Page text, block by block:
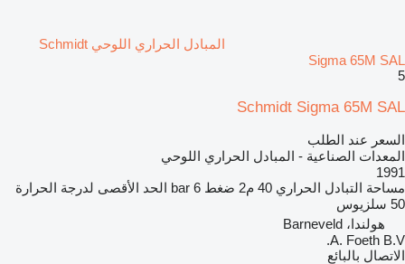
المبادل الحراري اللوحي Schmidt
Sigma 65M SAL
5
Schmidt Sigma 65M SAL
السعر عند الطلب
المعدات الصناعية - المبادل الحراري اللوحي
1991
مساحة التبادل الحراري 40 م2 ضغط 6 bar
الحد الأقصى لدرجة الحرارة
50 سلزيوس
هولندا، Barneveld
A. Foeth B.V.
الاتصال بالبائع